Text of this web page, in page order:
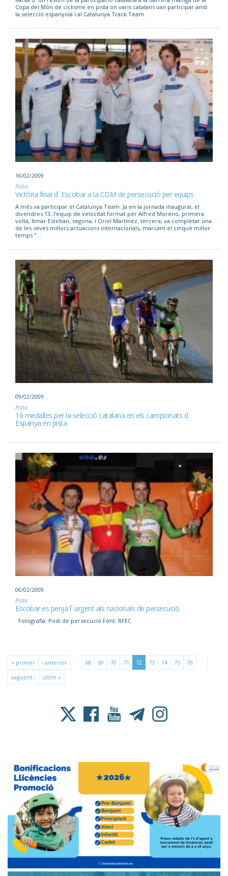
Copa del Món de ciclisme en pista on varis catalans van participar amb
la selecció espanyola i al Catalunya Track Team.
16/02/2009
Pista
Victòria final d´ Escobar a la CDM de persecució per equips
A més va participar el Catalunya Team. Ja en la jornada inaugural, el
divendres 13, l'equip de velocitat format per Alfred Moreno, primera
volta, Itmar Esteban, segona, i Oriol Martínez, tercera, va completar una
de les seves millors actuacions internacionals, marcant el cinquè millor
temps "...
09/02/2009
Pista
16 medalles per la selecció catalana en els campionats d
Espanya en pista
06/02/2009
Pista
Escobar es penja l´ argent als nacionals de persecució
Fotografia: Podi de persecució Font: RFEC
« primer ‹ anterior 68 69 70 71 72 73 74 75 76
següent ›
últim »